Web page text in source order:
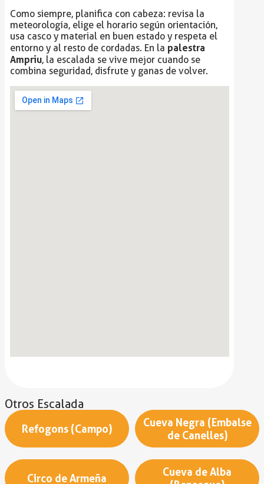
Como siempre, planifica con cabeza: revisa la
meteorología, elige el horario según orientación,
usa casco y material en buen estado y respeta el
entorno y al resto de cordadas. En la palestra
Ampriu, la escalada se vive mejor cuando se
combina seguridad, disfrute y ganas de volver.
Otros Escalada
Refogons (Campo)
Cueva Negra (Embalse
de Canelles)
Circo de Armeña
Cueva de Alba